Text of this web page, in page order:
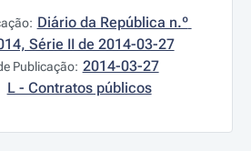
Diário da República n.º
Série II de 2014-03-27
Publicação: 2014-03-27
L - Contratos públicos